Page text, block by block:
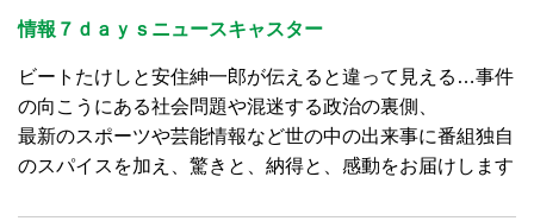
情報７ｄａｙｓニュースキャスター
ビートたけしと安住紳一郎が伝えると違って見える…事件
の向こうにある社会問題や混迷する政治の裏側、
最新のスポーツや芸能情報など世の中の出来事に番組独自
のスパイスを加え、驚きと、納得と、感動をお届けします